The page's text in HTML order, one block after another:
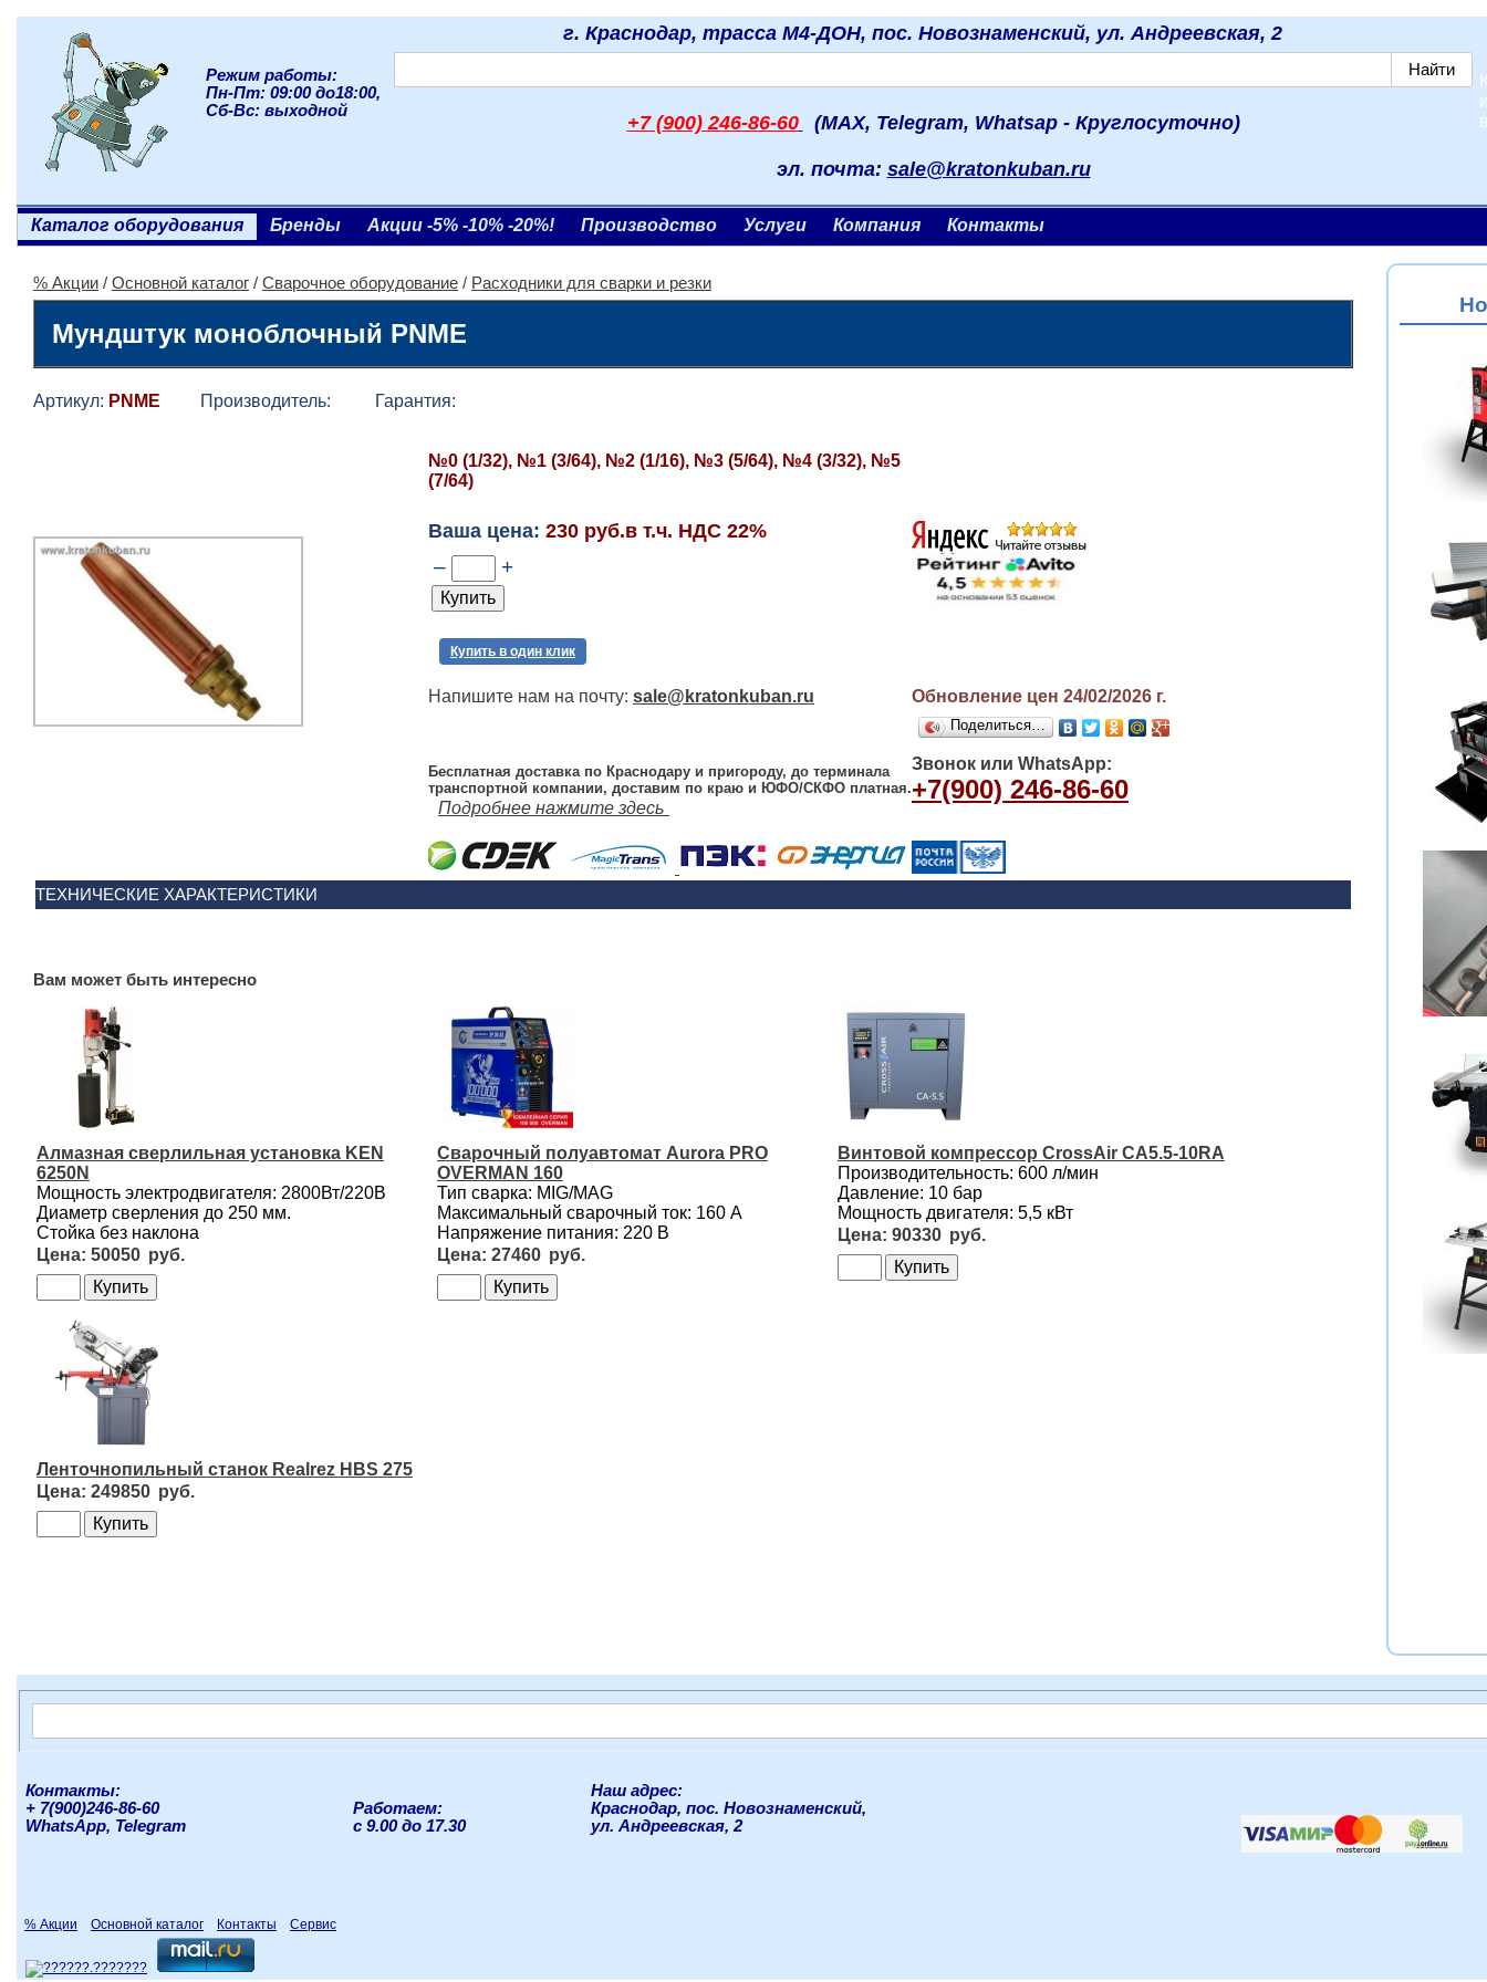
Режим работы:
Пн-Пт: 09:00 до18:00,
Сб-Вс: выходной
г. Краснодар, трасса М4-ДОН, пос. Новознаменский, ул. Андреевская, 2
+7 (900) 246-86-60 (MAX, Telegram, Whatsap - Круглосуточно)
эл. почта: sale@kratonkuban.ru
Каталог оборудования Бренды Акции -5% -10% -20%! Производство Услуги Компания Контакты
% Акции / Основной каталог / Сварочное оборудование / Расходники для сварки и резки
Мундштук моноблочный PNME
Артикул: PNME Производитель: Гарантия:
№0 (1/32), №1 (3/64), №2 (1/16), №3 (5/64), №4 (3/32), №5
(7/64)
Ваша цена: 230 руб.в т.ч. НДС 22%
– +
Купить в один клик
Напишите нам на почту: sale@kratonkuban.ru Обновление цен 24/02/2026 г.
Поделиться…
Бесплатная доставка по Краснодару и пригороду, до терминала
транспортной компании, доставим по краю и ЮФО/СКФО платная.
Подробнее нажмите здесь
Звонок или WhatsApp:
+7(900) 246-86-60
ТЕХНИЧЕСКИЕ ХАРАКТЕРИСТИКИ
Вам может быть интересно
Алмазная сверлильная установка KEN
6250N
Мощность электродвигателя: 2800Вт/220В
Диаметр сверления до 250 мм.
Стойка без наклона
50050
Сварочный полуавтомат Aurora PRO
OVERMAN 160
Тип сварка: MIG/MAG
Максимальный сварочный ток: 160 А
Напряжение питания: 220 В
27460
Винтовой компрессор CrossAir CA5.5-10RA
Производительность: 600 л/мин
Давление: 10 бар
Мощность двигателя: 5,5 кВт
90330
Ленточнопильный станок Realrez HBS 275
249850
Контакты:
+ 7(900)246-86-60
WhatsApp, Telegram
Работаем:
с 9.00 до 17.30
Наш адрес:
Краснодар, пос. Новознаменский,
ул. Андреевская, 2
% Акции Основной каталог Контакты Сервис